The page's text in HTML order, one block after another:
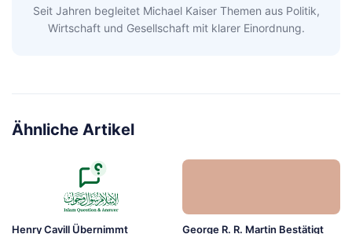
Seit Jahren begleitet Michael Kaiser Themen aus Politik,
Wirtschaft und Gesellschaft mit klarer Einordnung.
Ähnliche Artikel
Henry Cavill Übernimmt George R. R. Martin Bestätigt